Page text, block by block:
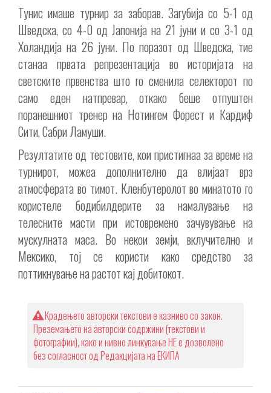
Тунис имаше турнир за заборав. Загубија со 5-1 од
Шведска, со 4-0 од Јапонија на 21 јуни и со 3-1 од
Холандија на 26 јуни. По поразот од Шведска, тие
станаа првата репрезентација во историјата на
светските првенства што го сменила селекторот по
само еден натпревар, откако беше отпуштен
поранешниот тренер на Нотингем Форест и Кардиф
Сити, Сабри Ламуши.
Резултатите од тестовите, кои пристигнаа за време на
турнирот, можеа дополнително да влијаат врз
атмосферата во тимот. Кленбутеролот во минатото го
користеле бодибилдерите за намалување на
телесните масти при истовремено зачувување на
мускулната маса. Во некои земји, вклучително и
Мексико, тој се користи како средство за
поттикнување на растот кај добитокот.
Крадењето авторски текстови е казниво со закон.
Преземањето на авторски содржини (текстови и
фотографии), како и нивно линкување НЕ е дозволено
без согласност од Редакцијата на ЕКИПА